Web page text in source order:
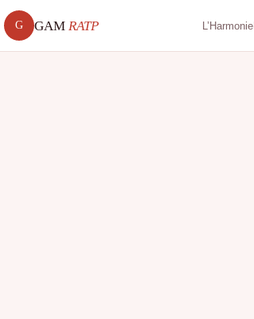
G GAM RATP L’Harmonie